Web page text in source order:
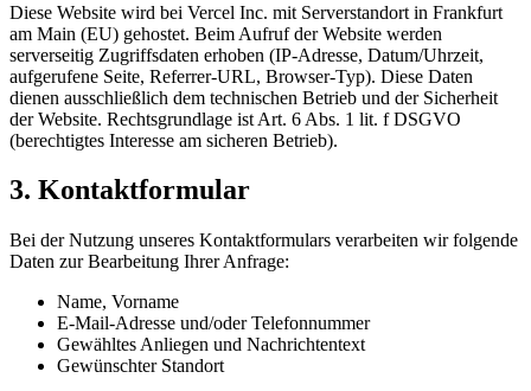
Diese Website wird bei Vercel Inc. mit Serverstandort in Frankfurt
am Main (EU) gehostet. Beim Aufruf der Website werden
serverseitig Zugriffsdaten erhoben (IP-Adresse, Datum/Uhrzeit,
aufgerufene Seite, Referrer-URL, Browser-Typ). Diese Daten
dienen ausschließlich dem technischen Betrieb und der Sicherheit
der Website. Rechtsgrundlage ist Art. 6 Abs. 1 lit. f DSGVO
(berechtigtes Interesse am sicheren Betrieb).
3. Kontaktformular
Bei der Nutzung unseres Kontaktformulars verarbeiten wir folgende
Daten zur Bearbeitung Ihrer Anfrage:
Name, Vorname
E-Mail-Adresse und/oder Telefonnummer
Gewähltes Anliegen und Nachrichtentext
Gewünschter Standort